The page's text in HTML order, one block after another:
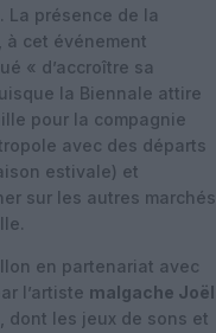
La présence de la
à cet événement
« d’accroître sa
la Biennale attire
pour la compagnie
avec des départs
estivale) et
sur les autres marchés
en partenariat avec
l’artiste malgache Joël
les jeux de sons et